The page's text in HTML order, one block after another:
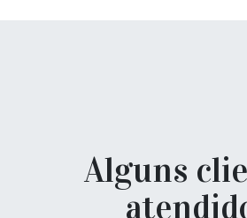
Alguns